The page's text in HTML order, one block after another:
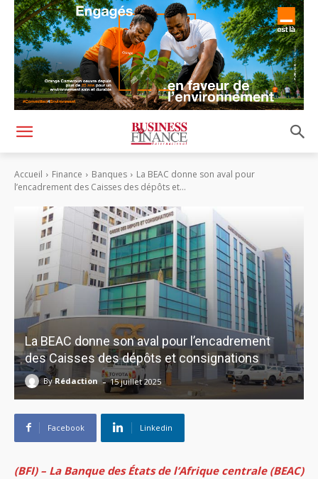
Accueil Finance Banques
La BEAC donne son aval pour
l’encadrement des Caisses des dépôts et...
La BEAC donne son aval pour l’encadrement
des Caisses des dépôts et consignations
By Rédaction - 15 juillet 2025
Facebook Linkedin
(BFI) – La Banque des États de l’Afrique centrale (BEAC)